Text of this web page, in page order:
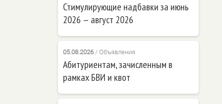
Стимулирующие надбавки за июнь
2026 — август 2026
05.08.2026/ Объявления
Абитуриентам, зачисленным в
рамках БВИ и квот